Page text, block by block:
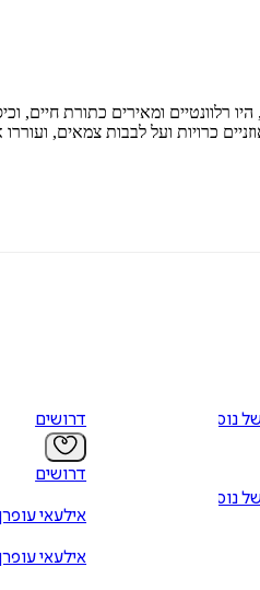
ומאירים כתורת חיים,
כרויות ועל לבבות צמאים, ועוררו
נוסח
נוסח
דרושים
דרושים
אילעאי
אילעאי